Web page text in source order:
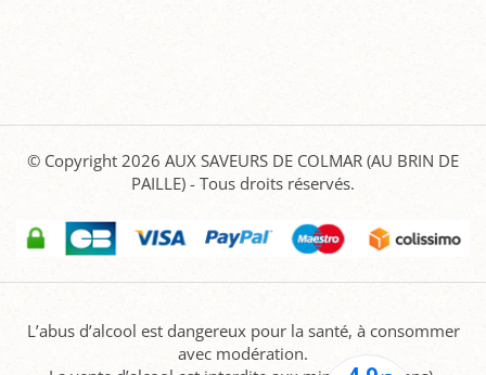
© Copyright 2026 AUX SAVEURS DE COLMAR (AU BRIN DE
PAILLE) - Tous droits réservés.
L’abus d’alcool est dangereux pour la santé, à consommer
avec modération.